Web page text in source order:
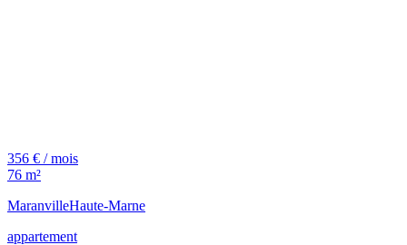
356 € / mois
76 m²
MaranvilleHaute-Marne
appartement